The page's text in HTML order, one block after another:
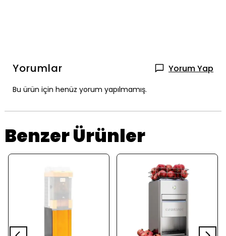
Yorumlar Yorum Yap
Bu ürün için henüz yorum yapılmamış.
Benzer Ürünler